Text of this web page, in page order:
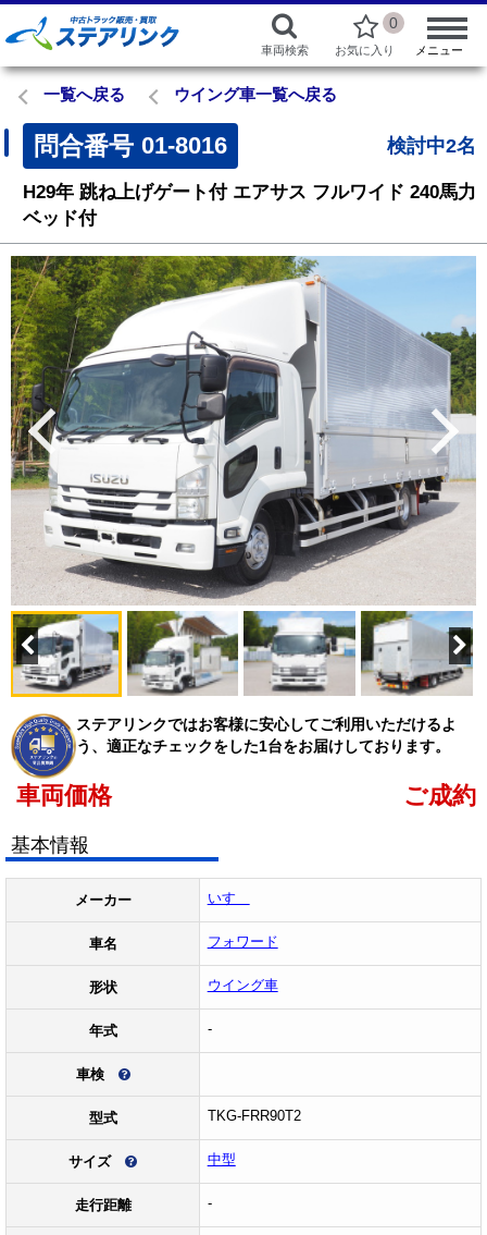
車両検索
0
お気に入り メニュー
一覧へ戻る ウイング車一覧へ戻る
問合番号 01-8016 検討中2名
H29年 跳ね上げゲート付 エアサス フルワイド 240馬力
ベッド付
ステアリンクではお客様に安心してご利用いただけるよ
う、適正なチェックをした1台をお届けしております。
車両価格 ご成約
基本情報
メーカー いすゞ
車名 フォワード
形状 ウイング車
年式 -
車検
型式 TKG-FRR90T2
サイズ 中型
走行距離 -